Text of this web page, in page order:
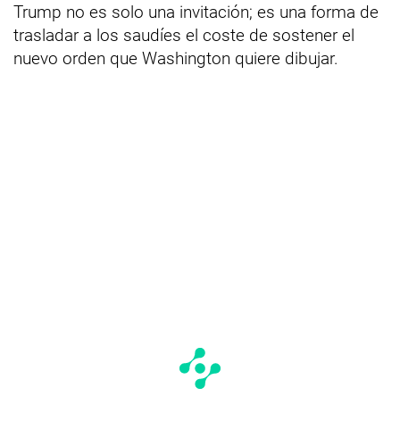
Trump no es solo una invitación; es una forma de
trasladar a los saudíes el coste de sostener el
nuevo orden que Washington quiere dibujar.